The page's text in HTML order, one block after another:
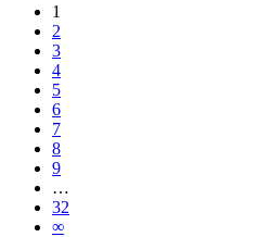
1
2
3
4
5
6
7
8
9
…
32
∞